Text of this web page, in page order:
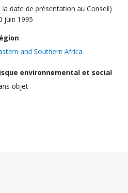
la date de présentation au Conseil)
juin 1995
and Southern Africa
environnemental et social
objet